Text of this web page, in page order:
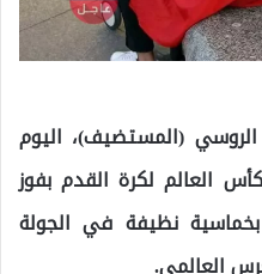
(المستضيف)، اليوم
العالم لكرة القدم بفوز
نظيفة في الجولة
العالمي.